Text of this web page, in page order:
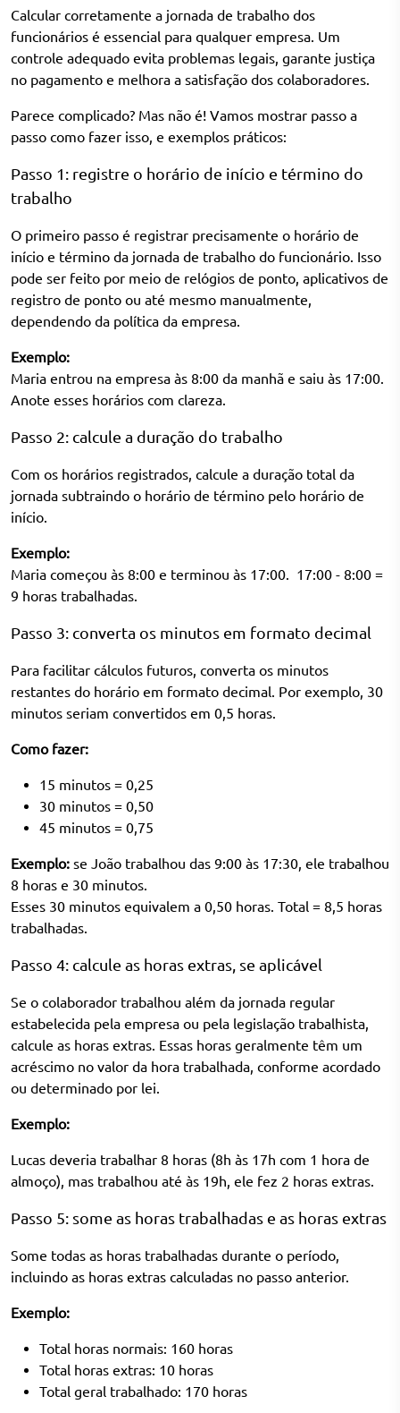
Calcular corretamente a jornada de trabalho dos
funcionários é essencial para qualquer empresa. Um
controle adequado evita problemas legais, garante justiça
no pagamento e melhora a satisfação dos colaboradores.
Parece complicado? Mas não é! Vamos mostrar passo a
passo como fazer isso, e exemplos práticos:
Passo 1: registre o horário de início e término do
trabalho
O primeiro passo é registrar precisamente o horário de
início e término da jornada de trabalho do funcionário. Isso
pode ser feito por meio de relógios de ponto, aplicativos de
registro de ponto ou até mesmo manualmente,
dependendo da política da empresa.
Exemplo:
Maria entrou na empresa às 8:00 da manhã e saiu às 17:00.
Anote esses horários com clareza.
Passo 2: calcule a duração do trabalho
Com os horários registrados, calcule a duração total da
jornada subtraindo o horário de término pelo horário de
início.
Exemplo:
Maria começou às 8:00 e terminou às 17:00. 17:00 - 8:00 =
9 horas trabalhadas.
Passo 3: converta os minutos em formato decimal
Para facilitar cálculos futuros, converta os minutos
restantes do horário em formato decimal. Por exemplo, 30
minutos seriam convertidos em 0,5 horas.
Como fazer:
15 minutos = 0,25
30 minutos = 0,50
45 minutos = 0,75
Exemplo: se João trabalhou das 9:00 às 17:30, ele trabalhou
8 horas e 30 minutos.
Esses 30 minutos equivalem a 0,50 horas. Total = 8,5 horas
trabalhadas.
Passo 4: calcule as horas extras, se aplicável
Se o colaborador trabalhou além da jornada regular
estabelecida pela empresa ou pela legislação trabalhista,
calcule as horas extras. Essas horas geralmente têm um
acréscimo no valor da hora trabalhada, conforme acordado
ou determinado por lei.
Exemplo:
Lucas deveria trabalhar 8 horas (8h às 17h com 1 hora de
almoço), mas trabalhou até às 19h, ele fez 2 horas extras.
Passo 5: some as horas trabalhadas e as horas extras
Some todas as horas trabalhadas durante o período,
incluindo as horas extras calculadas no passo anterior.
Exemplo:
Total horas normais: 160 horas
Total horas extras: 10 horas
Total geral trabalhado: 170 horas